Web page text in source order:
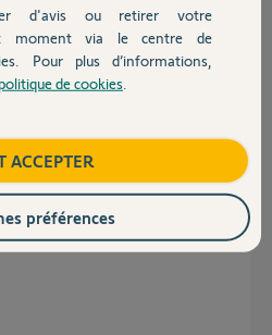
visu ne concerne pas les adaptateurs
d'avis ou retirer votre
moment via le centre de
Pour plus d’informations,
politique de cookies
ACCEPTER
préférences